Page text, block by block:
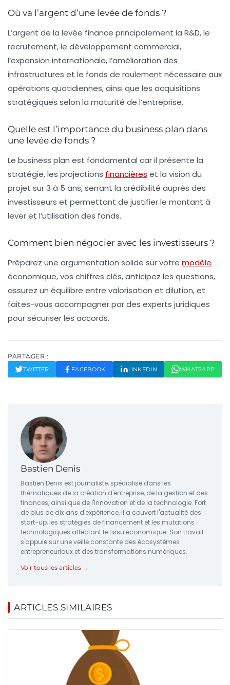
Où va l’argent d’une levée de fonds ?
L’argent de la levée finance principalement la R&D, le
recrutement, le développement commercial,
l’expansion internationale, l’amélioration des
infrastructures et le fonds de roulement nécessaire aux
opérations quotidiennes, ainsi que les acquisitions
stratégiques selon la maturité de l’entreprise.
Quelle est l’importance du business plan dans
une levée de fonds ?
Le business plan est fondamental car il présente la
stratégie, les projections financières et la vision du
projet sur 3 à 5 ans, serrant la crédibilité auprès des
investisseurs et permettant de justifier le montant à
lever et l’utilisation des fonds.
Comment bien négocier avec les investisseurs ?
Préparez une argumentation solide sur votre modèle
économique, vos chiffres clés, anticipez les questions,
assurez un équilibre entre valorisation et dilution, et
faites-vous accompagner par des experts juridiques
pour sécuriser les accords.
PARTAGER :
TWITTER FACEBOOK LINKEDIN WHATSAPP
Bastien Denis
Bastien Denis est journaliste, spécialisé dans les
thématiques de la création d'entreprise, de la gestion et des
finances, ainsi que de l'innovation et de la technologie. Fort
de plus de dix ans d'expérience, il a couvert l'actualité des
start-up, les stratégies de financement et les mutations
technologiques affectant le tissu économique. Son travail
s'appuie sur une veille constante des écosystèmes
entrepreneuriaux et des transformations numériques.
Voir tous les articles →
ARTICLES SIMILAIRES